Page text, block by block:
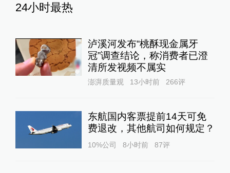
24小时最热
泸溪河发布“桃酥现金属牙
冠”调查结论，称消费者已澄
清所发视频不属实
澎湃质量观 13小时前 266评
东航国内客票提前14天可免
费退改，其他航司如何规定？
10%公司 8小时前 87评